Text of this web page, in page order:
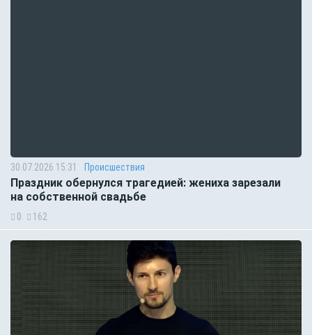
30.07.2026 15:31 Происшествия
Праздник обернулся трагедией: жениха зарезали
на собственной свадьбе
0 162